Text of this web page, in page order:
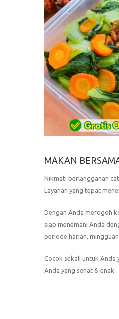
MAKAN
Nikmati berlangganan
Layanan yang tepat
Dengan Anda merogoh
siap menemani Anda
periode harian,
Cocok sekali untuk Anda
Anda yang sehat & enak